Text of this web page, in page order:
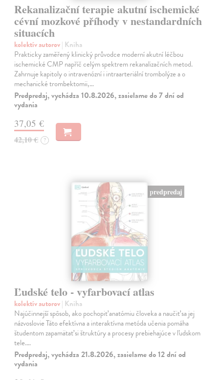
Rekanalizační terapie akutní ischemické
cévní mozkové příhody v nestandardních
situacích
kolektív autorov| Kniha
Prakticky zaměřený klinický průvodce moderní akutní léčbou
ischemické CMP napříč celým spektrem rekanalizačních metod.
Zahrnuje kapitoly o intravenózní i intraarteriální trombolýze a o
mechanické trombektomii,…
Predpredaj, vychádza 10.8.2026, zasielame do 7 dní od
vydania
37,05 €
42,10 € ?
predpredaj
Ľudské telo - vyfarbovací atlas
kolektív autorov| Kniha
Najúčinnejší spôsob, ako pochopiť anatómiu človeka a naučiť sa jej
názvoslovie Táto efektívna a interaktívna metóda učenia pomáha
študentom zapamätať si štruktúry a procesy prebiehajúce v ľudskom
tele.…
Predpredaj, vychádza 21.8.2026, zasielame do 12 dní od
vydania